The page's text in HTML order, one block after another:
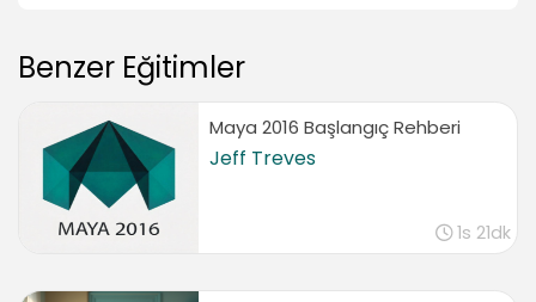
Benzer Eğitimler
Maya 2016 Başlangıç Rehberi
Jeff Treves
1s 21dk